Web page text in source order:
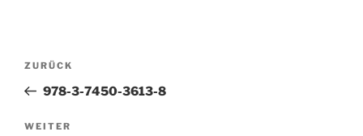
Beitragsnavigation
Vorheriger
Beitrag
ZURÜCK
978-3-7450-3613-8
Nächster
WEITER